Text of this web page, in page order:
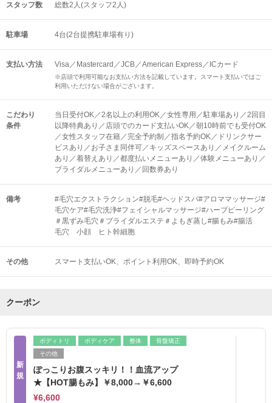
スタッフ数 総数2人(スタッフ2人)
駐車場 4台(2台提携駐車場有り)
支払い方法 Visa／Mastercard／JCB／American Express／ICカード
※店頭で利用可能なお支払い方法を記載しています。スマート支払いではご
利用いただけない場合がございます。
こだわり
条件
当日受付OK／2名以上の利用OK／女性専用／駐車場あり／2回目
以降特典あり／店頭でのカード支払いOK／朝10時前でも受付OK
／女性スタッフ在籍／完全予約制／指名予約OK／ドリンクサー
ビスあり／お子さま同伴可／キッズスペースあり／メイクルーム
あり／着替えあり／都度払いメニューあり／体験メニューあり／
ブライダルメニューあり／回数券あり
備考
#毛穴エクストラクション#脱毛#ヘッドスパ#アロママッサージ#
毛穴ケア#毛穴洗浄#フェイシャルマッサージ#ハーブピーリング
＃黒ずみ毛穴＃ブライダルエステ＃よもぎ蒸し#腸もみ#腸活
毛穴 小顔 ヒト幹細胞
その他 スマート支払いOK ポイント利用OK 即時予約OK
クーポン
新
規
ボディトリ ボディケア 整体
骨盤矯正
その他
ぽっこりお腹スッキリ！！血流アップ
★【HOT腸もみ】￥8,000→￥6,600
¥6,600